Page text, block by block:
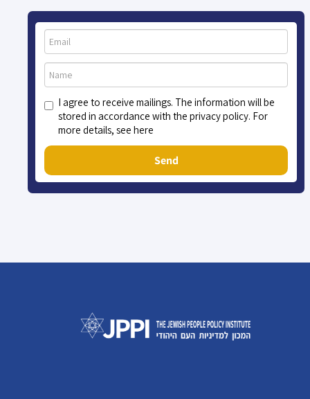
I agree to receive mailings. The information will be
stored in accordance with the privacy policy. For
more details, see here
Send